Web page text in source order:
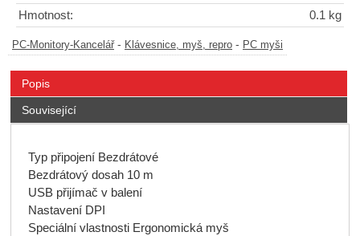
Hmotnost:
0.1 kg
PC-Monitory-Kancelář- Klávesnice, myš, repro - PC myši
Popis
Související
Typ připojení Bezdrátové
Bezdrátový dosah 10 m
USB přijímač v balení
Nastavení DPI
Speciální vlastnosti Ergonomická myš